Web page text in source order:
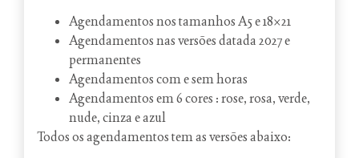
Agendamentos nos tamanhos A5 e 18×21
Agendamentos nas versões datada 2027 e
permanentes
Agendamentos com e sem horas
Agendamentos em 6 cores : rose, rosa, verde,
nude, cinza e azul
Todos os agendamentos tem as versões abaixo: